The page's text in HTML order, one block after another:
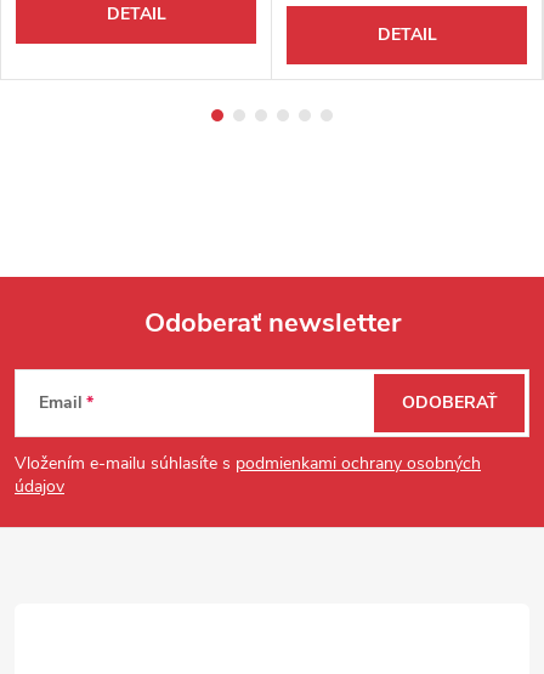
DETAIL
DETAIL
Zápätie
Odoberať newsletter
Email
Vložením e-mailu súhlasíte s podmienkami ochrany osobných
údajov
ODOBERAŤ